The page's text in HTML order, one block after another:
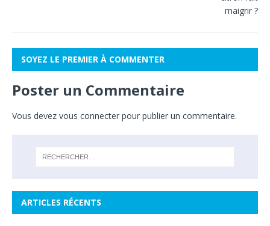
SOYEZ LE PREMIER À COMMENTER
Poster un Commentaire
Vous devez vous connecter pour publier un commentaire.
ARTICLES RÉCENTS